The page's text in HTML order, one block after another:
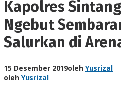
Kapolres
Ngebut
Salurkan di
15 Desember 2019oleh Yusrizal
oleh Yusrizal